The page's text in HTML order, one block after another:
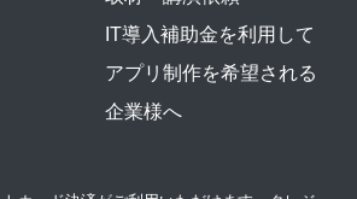
IT導入補助金を利用して
アプリ制作を希望される
企業様へ